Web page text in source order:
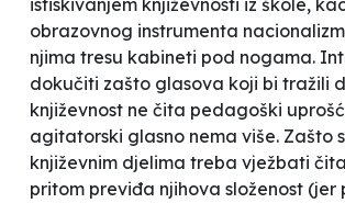
istiskivanjem književnosti iz škole,
obrazovnog instrumenta
njima tresu kabineti pod nogama.
dokučiti zašto glasova koji bi tražili
književnost ne čita pedagoški
agitatorski glasno nema više. Zašto
književnim djelima treba vježbati
pritom previđa njihova složenost (jer